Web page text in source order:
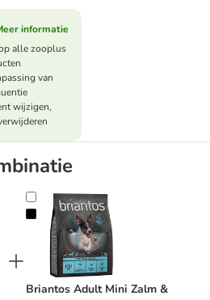
informatie
alle zooplus
van
wijzigen,
300 gBriantos Adult Mini Zalm &
Briantos Adult Mini Zalm &